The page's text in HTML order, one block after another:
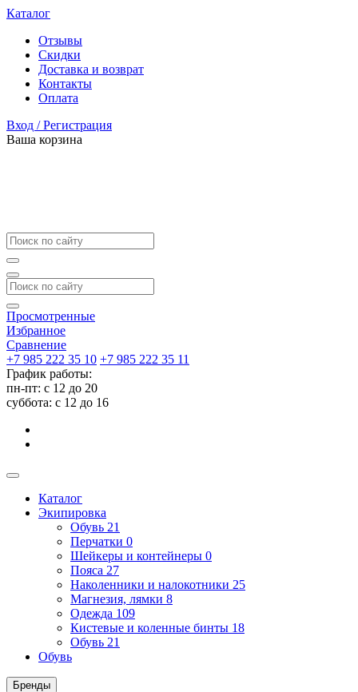
Каталог
Отзывы
Скидки
Доставка и возврат
Контакты
Оплата
Вход / Регистрация
Ваша корзина
Просмотренные
Избранное
Сравнение
+7 985 222 35 10 +7 985 222 35 11
График работы:
пн-пт: с 12 до 20
суббота: c 12 до 16
Каталог
Экипировка
Обувь 21
Перчатки 0
Шейкеры и контейнеры 0
Пояса 27
Наколенники и налокотники 25
Магнезия, лямки 8
Одежда 109
Кистевые и коленные бинты 18
Обувь 21
Обувь
Бренды